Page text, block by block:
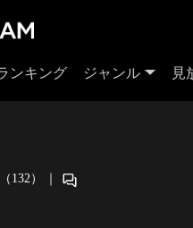
ンキング ジャンル 見
（132） ｜